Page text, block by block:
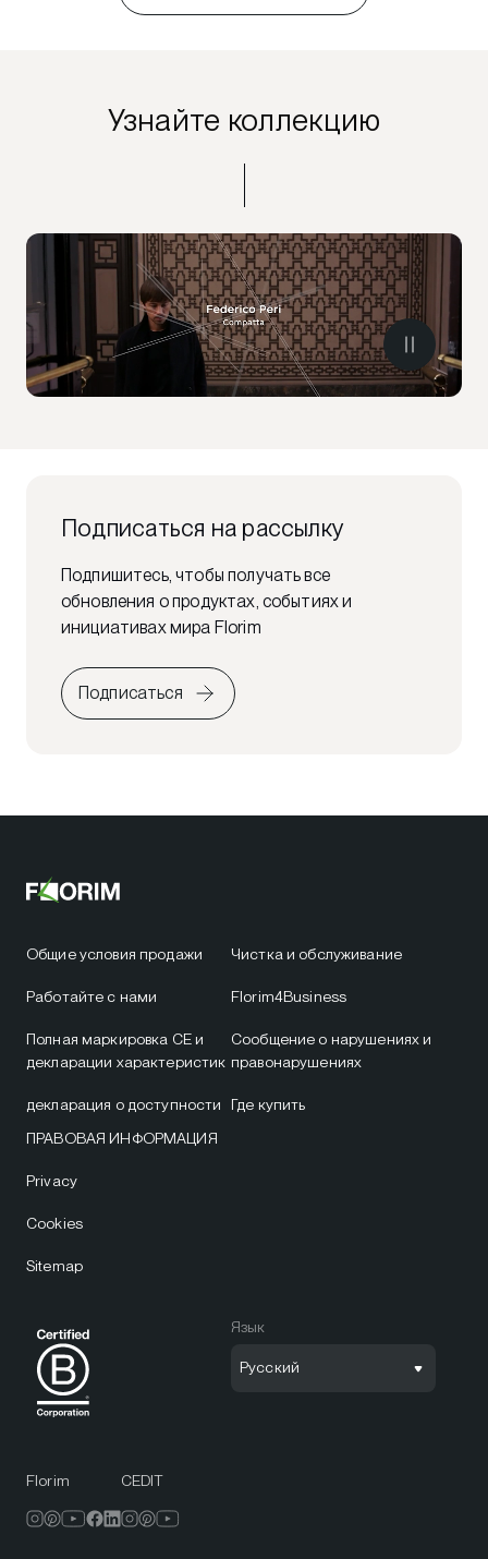
Узнайте коллекцию
Подписаться на рассылку
Подпишитесь, чтобы получать все
обновления о продуктах, событиях и
инициативах мира Florim
Подписаться
Общие условия продажи
Работайте с нами
Полная маркировка CE и
декларации характеристик
декларация о доступности
Чистка и обслуживание
Florim4Business
Сообщение о нарушениях и
правонарушениях
Где купить
ПРАВОВАЯ ИНФОРМАЦИЯ
Privacy
Cookies
Sitemap
Язык
Русский
Florim CEDIT